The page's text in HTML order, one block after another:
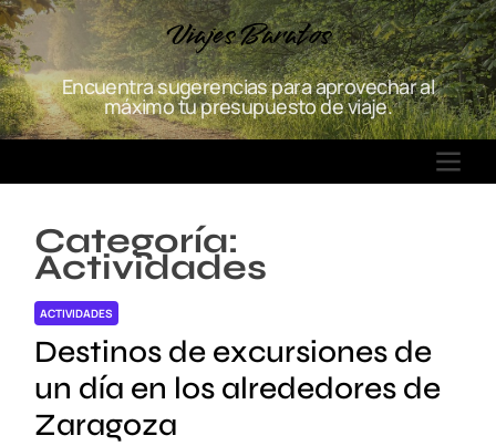
S
k
i
p
t
o
Viajes Baratos
Encuentra sugerencias para aprovechar al
máximo tu presupuesto de viaje.
M
E
Categoría:
Actividades
ACTIVIDADES
Destinos de excursiones de
un día en los alrededores de
Zaragoza